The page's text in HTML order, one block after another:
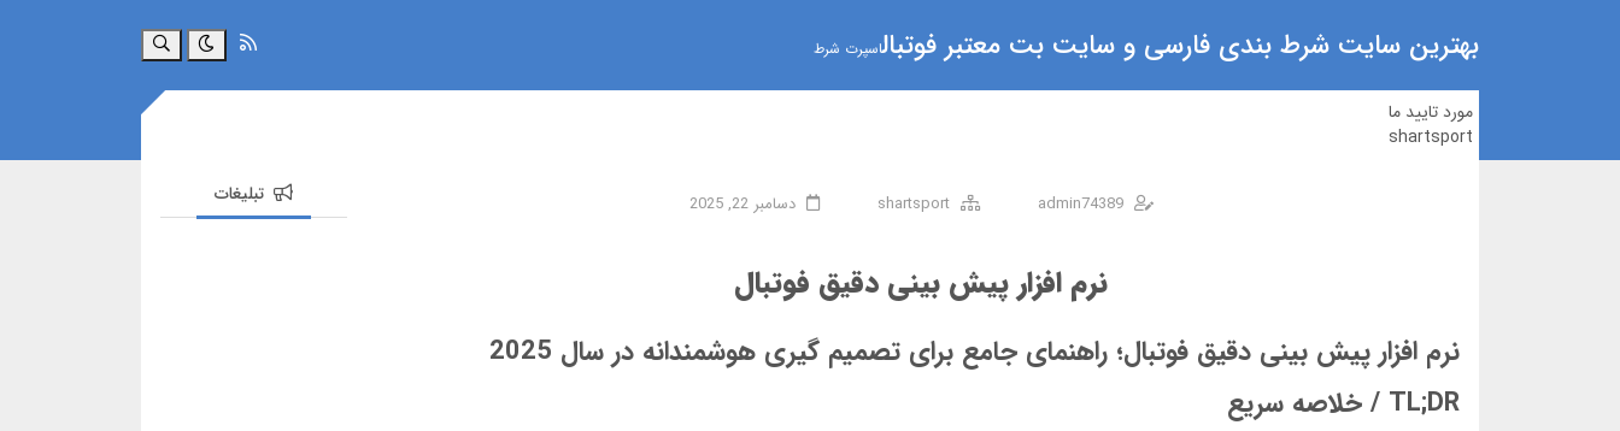
بهترین سایت شرط بندی فارسی و سایت بت معتبر فوتبالاسپرت شرط جستجو
مورد تایید ما
shartsport
admin74389
shartsport دسامبر 22, 2025
نرم افزار پیش بینی دقیق فوتبال
نرم افزار پیش بینی دقیق فوتبال؛ راهنمای جامع برای تصمیم گیری هوشمندانه در سال 2025
TL;DR / خلاصه سریع
تبلیغات